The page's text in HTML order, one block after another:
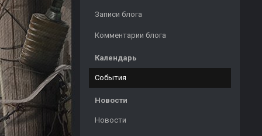
Записи блога
Комментарии блога
Календарь
События
Новости
Новости